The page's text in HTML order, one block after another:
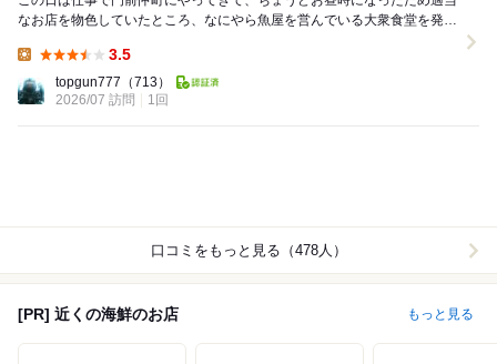
なお店を物色していたところ、なにやら魚屋を営んでいる大衆食堂を発見
3.5
topgun777 （713）
2026/07 訪問
1回
口コミをもっと見る（478人）
[PR] 近くの海鮮のお店 もっと見る